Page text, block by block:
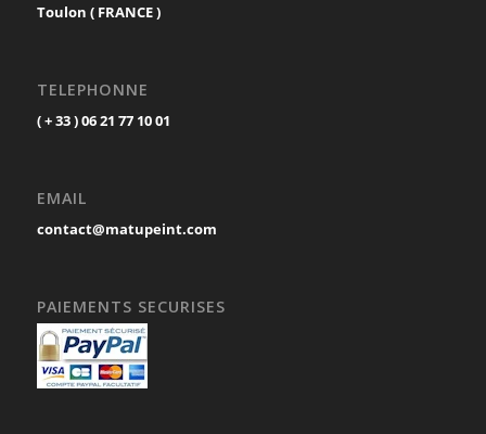
Toulon ( FRANCE )
TELEPHONNE
( + 33 ) 06 21 77 10 01
EMAIL
contact@matupeint.com
PAIEMENTS SECURISES